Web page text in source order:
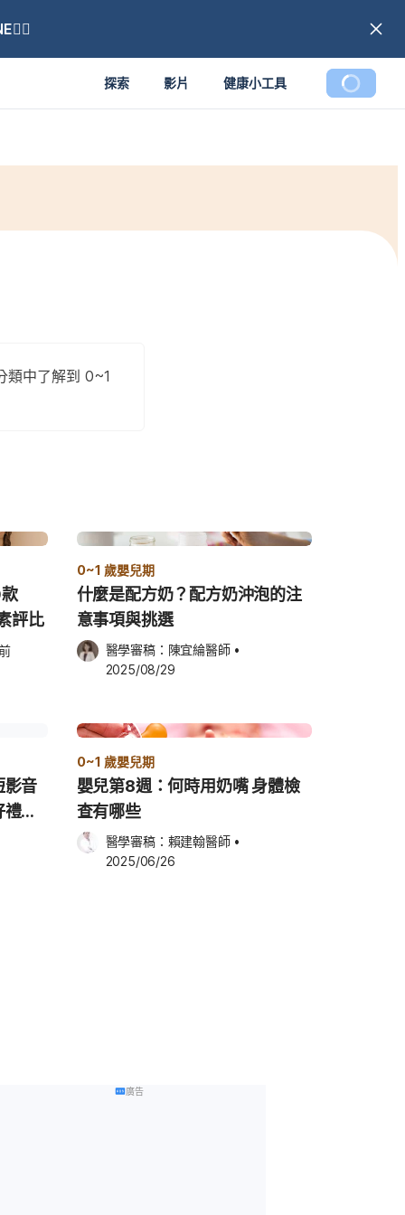
探索 影片 健康小工具
類中了解到 0~1
評比
0~1 歲嬰兒期
什麼是配方奶？配方奶沖泡的注
意事項與挑選
醫學審稿： 陳宜綸醫師 •
2025/08/29
影音
／
0~1 歲嬰兒期
嬰兒第8週：何時用奶嘴 身體檢
查有哪些
醫學審稿： 賴建翰醫師 •
2025/06/26
廣告